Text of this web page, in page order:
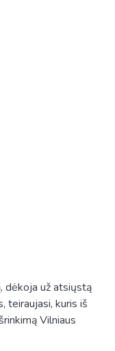
dėkoja už atsiųstą
teiraujasi, kuris iš
Vilniaus